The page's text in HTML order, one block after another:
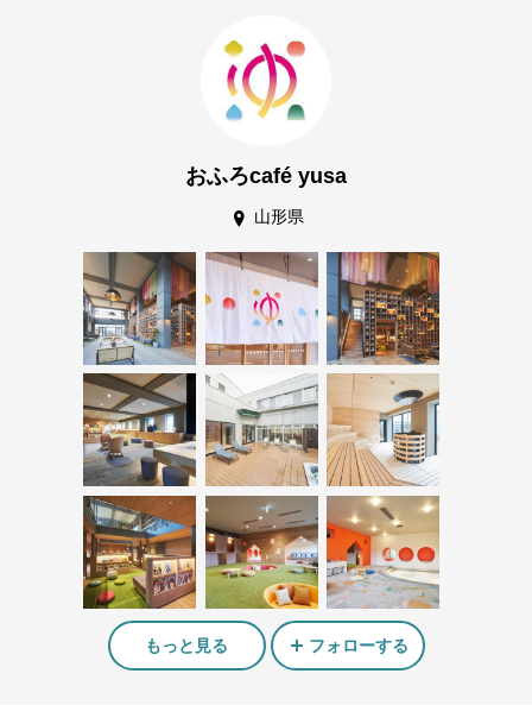
おふろcafé yusa
山形県
もっと見る フォローする